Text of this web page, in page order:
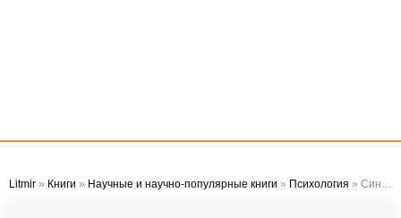
Litmir » Книги » Научные и научно-популярные книги » Психология » Синдром отложенной жизни. Как выбраться из хронического «потом» и перейти к реальным изменениям - Вероника Павлова